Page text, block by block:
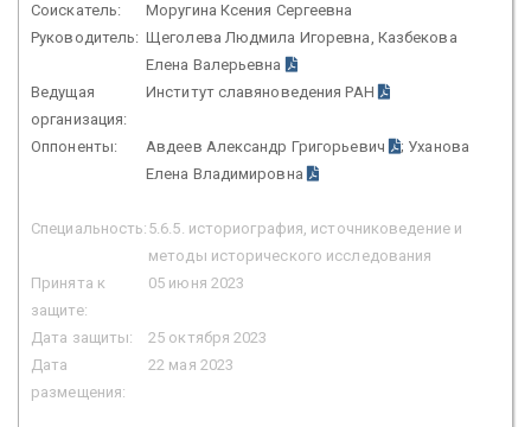
Соискатель:
Моругина Ксения Сергеевна
Руководитель: Щеголева Людмила Игоревна, Казбекова
Елена Валерьевна
Ведущая
организация:
Институт славяноведения РАН
Оппоненты: Авдеев Александр Григорьевич
; Уханова
Елена Владимировна
Специальность: 5.6.5. историография, источниковедение и
методы исторического исследования
Принята к
защите:
05 июня 2023
Дата защиты:
25 октября 2023
Дата
размещения:
22 мая 2023